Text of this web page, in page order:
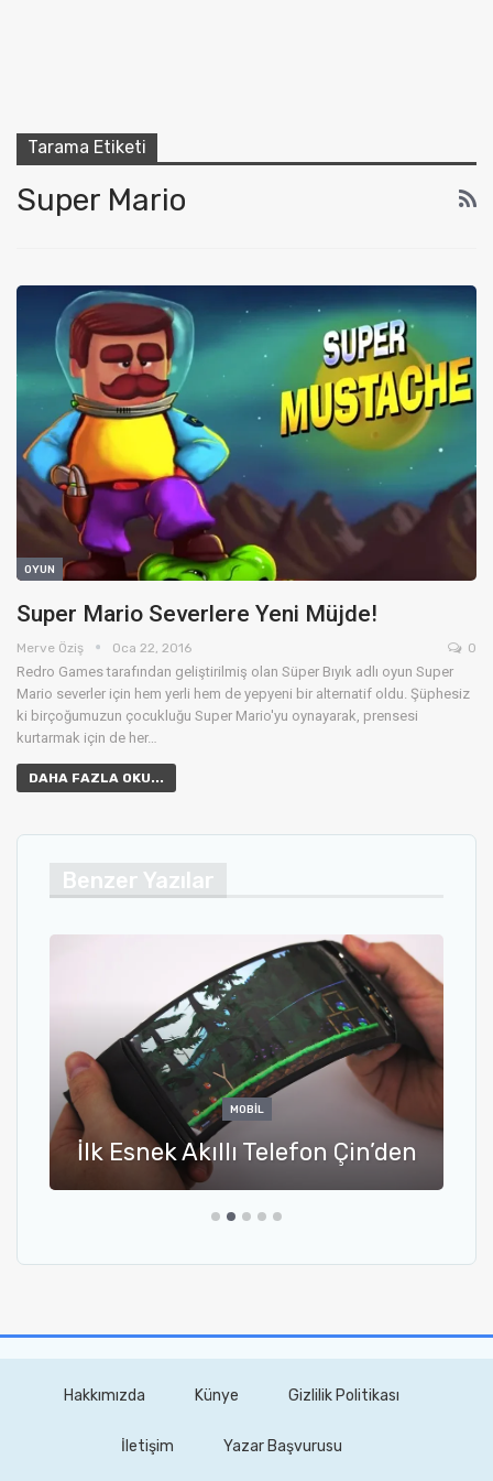
Tarama Etiketi
Super Mario
OYUN
Super Mario Severlere Yeni Müjde!
Merve Öziş Oca 22, 2016 0
Redro Games tarafından geliştirilmiş olan Süper Bıyık adlı oyun Super
Mario severler için hem yerli hem de yepyeni bir alternatif oldu. Şüphesiz
ki birçoğumuzun çocukluğu Super Mario'yu oynayarak, prensesi
kurtarmak için de her…
DAHA FAZLA OKU...
Benzer Yazılar
MOBIL
İlk Esnek Akıllı Telefon Çin’den
Hakkımızda Künye Gizlilik Politikası
İletişim Yazar Başvurusu